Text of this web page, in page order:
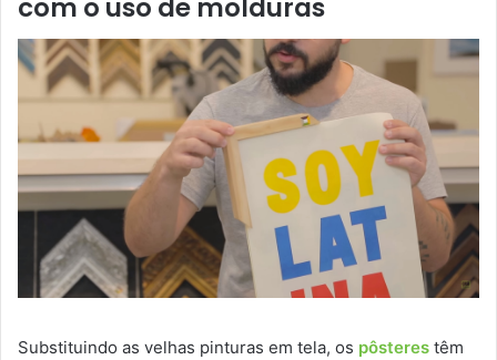
com o uso de molduras
Substituindo as velhas pinturas em tela, os pôsteres têm